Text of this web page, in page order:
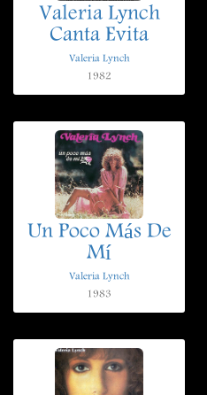
Valeria Lynch
Canta Evita
Valeria Lynch
1982
Un Poco Más De
Mí
Valeria Lynch
1983